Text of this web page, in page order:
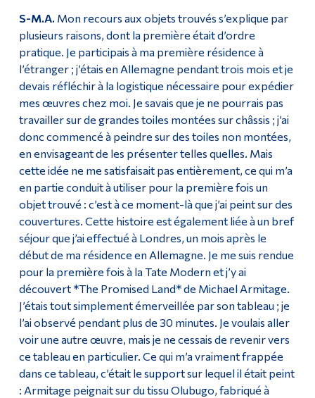
S-M.A. Mon recours aux objets trouvés s’explique par
plusieurs raisons, dont la première était d’ordre
pratique. Je participais à ma première résidence à
l’étranger ; j’étais en Allemagne pendant trois mois et je
devais réfléchir à la logistique nécessaire pour expédier
mes œuvres chez moi. Je savais que je ne pourrais pas
travailler sur de grandes toiles montées sur châssis ; j’ai
donc commencé à peindre sur des toiles non montées,
en envisageant de les présenter telles quelles. Mais
cette idée ne me satisfaisait pas entièrement, ce qui m’a
en partie conduit à utiliser pour la première fois un
objet trouvé : c’est à ce moment-là que j’ai peint sur des
couvertures. Cette histoire est également liée à un bref
séjour que j’ai effectué à Londres, un mois après le
début de ma résidence en Allemagne. Je me suis rendue
pour la première fois à la Tate Modern et j’y ai
découvert *The Promised Land* de Michael Armitage.
J’étais tout simplement émerveillée par son tableau ; je
l’ai observé pendant plus de 30 minutes. Je voulais aller
voir une autre œuvre, mais je ne cessais de revenir vers
ce tableau en particulier. Ce qui m’a vraiment frappée
dans ce tableau, c’était le support sur lequel il était peint
: Armitage peignait sur du tissu Olubugo, fabriqué à